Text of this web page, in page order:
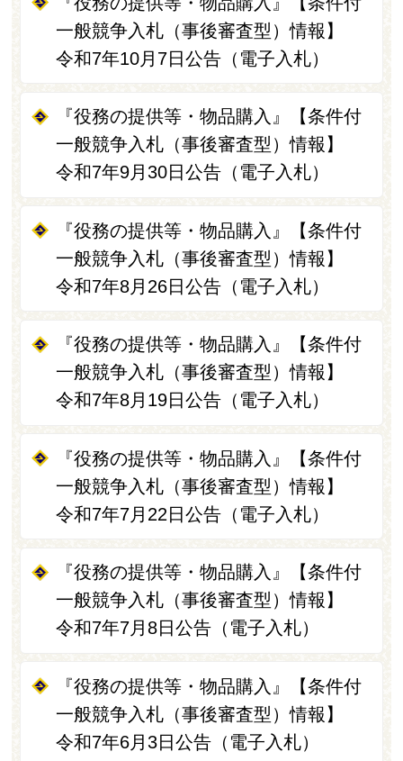
一般競争入札（事後審査型）情報】
令和7年10月7日公告（電子入札）
『役務の提供等・物品購入』【条件付
一般競争入札（事後審査型）情報】
令和7年9月30日公告（電子入札）
『役務の提供等・物品購入』【条件付
一般競争入札（事後審査型）情報】
令和7年8月26日公告（電子入札）
『役務の提供等・物品購入』【条件付
一般競争入札（事後審査型）情報】
令和7年8月19日公告（電子入札）
『役務の提供等・物品購入』【条件付
一般競争入札（事後審査型）情報】
令和7年7月22日公告（電子入札）
『役務の提供等・物品購入』【条件付
一般競争入札（事後審査型）情報】
令和7年7月8日公告（電子入札）
『役務の提供等・物品購入』【条件付
一般競争入札（事後審査型）情報】
令和7年6月3日公告（電子入札）